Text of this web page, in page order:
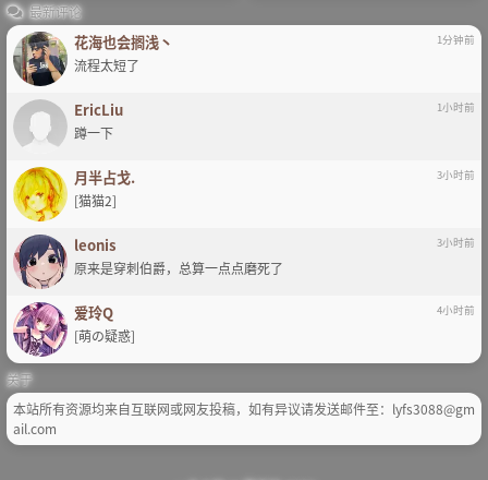
最新评论
花海也会搁浅丶 1分钟前
流程太短了
EricLiu 1小时前
蹲一下
月半占戈. 3小时前
[猫猫2]
leonis 3小时前
原来是穿刺伯爵，总算一点点磨死了
爱玲Q 4小时前
[萌の疑惑]
关于
本站所有资源均来自互联网或网友投稿，如有异议请发送邮件至：lyfs3088@gm
ail.com